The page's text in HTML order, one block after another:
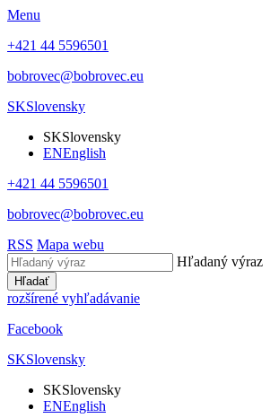
Menu
+421 44 5596501
bobrovec@bobrovec.eu
SKSlovensky
SKSlovensky
ENEnglish
+421 44 5596501
bobrovec@bobrovec.eu
RSS Mapa webu
Hľadaný výraz
Hľadať
rozšírené vyhľadávanie
Facebook
SKSlovensky
SKSlovensky
ENEnglish